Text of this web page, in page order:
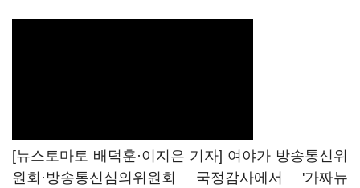
[뉴스토마토 배덕훈·이지은 기자] 여야가 방송통신위
원회·방송통신심의위원회 국정감사에서 '가짜뉴